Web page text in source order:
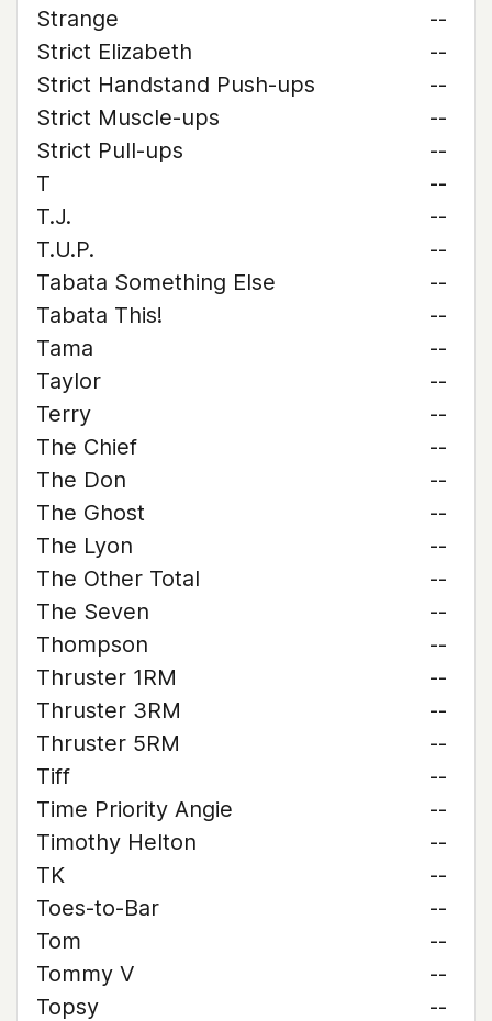
Strange
--
Strict Elizabeth
--
Strict Handstand Push-ups
--
Strict Muscle-ups
--
Strict Pull-ups
--
T
--
T.J.
--
T.U.P.
--
Tabata Something Else
--
Tabata This!
--
Tama
--
Taylor
--
Terry
--
The Chief
--
The Don
--
The Ghost
--
The Lyon
--
The Other Total
--
The Seven
--
Thompson
--
Thruster 1RM
--
Thruster 3RM
--
Thruster 5RM
--
Tiff
--
Time Priority Angie
--
Timothy Helton
--
TK
--
Toes-to-Bar
--
Tom
--
Tommy V
--
Topsy
--